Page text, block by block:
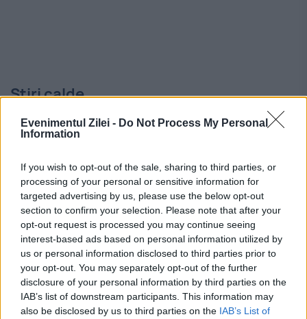
Evenimentul Zilei - Do Not Process My Personal
Information
If you wish to opt-out of the sale, sharing to third parties, or
processing of your personal or sensitive information for
targeted advertising by us, please use the below opt-out
section to confirm your selection. Please note that after your
opt-out request is processed you may continue seeing
interest-based ads based on personal information utilized by
us or personal information disclosed to third parties prior to
your opt-out. You may separately opt-out of the further
disclosure of your personal information by third parties on the
IAB’s list of downstream participants. This information may
also be disclosed by us to third parties on the IAB’s List of
Stiri calde
profesorul de ”finanțe comportamentale”
23:55- Destinația turistică mortală: locul din
Europa unde peste o sută de turiști își pierd viața
în fiecare an
23:46-Fermierii francezi schimbă culturile din
cauza secetei. Năutul și lintea câștigă teren în
Alsacia